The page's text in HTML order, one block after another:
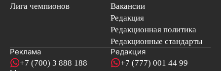
Лига чемпионов
Вакансии
Редакция
Редакционная политика
Редакционные стандарты
Реклама
+7 (700) 3 888 188
Редакция
+7 (777) 001 44 99